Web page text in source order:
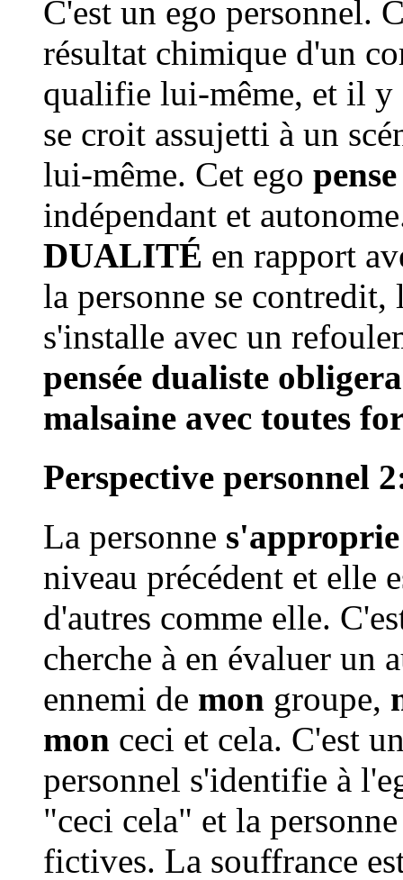
C'est un ego personnel.
résultat chimique d'un
qualifie lui-même, et il
se croit assujetti à un
lui-même. Cet ego
indépendant et
DUALITÉ en rapport
la personne se
s'installe avec un
pensée dualiste
malsaine avec toutes
Perspective personnel
La personne s'approprie
niveau précédent et elle
d'autres comme elle.
cherche à en évaluer un
ennemi de mon groupe,
mon ceci et cela. C'est
personnel s'identifie à
"ceci cela" et la
fictives. La souffrance